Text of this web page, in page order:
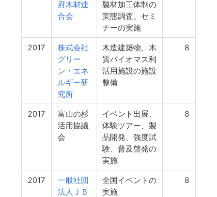
府木材連
合会
製材加工体制の
実態調査、セミ
ナーの実施
2017
株式会社
グリー
ン・エネ
ルギー研
究所
木造建築物、木
質バイオマス利
活用施設の施設
整備
8
2017
富山の杉
活用協議
会
イベント出展、
体験ツアー、製
品開発、強度試
験、普及啓発の
実施
8
2017
一般社団
法人ＪＢ
全国イベントの
実施
8